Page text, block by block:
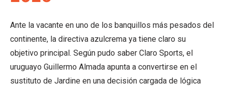
Ante la vacante en uno de los banquillos más pesados del
continente, la directiva azulcrema ya tiene claro su
objetivo principal. Según pudo saber Claro Sports, el
uruguayo Guillermo Almada apunta a convertirse en el
sustituto de Jardine en una decisión cargada de lógica